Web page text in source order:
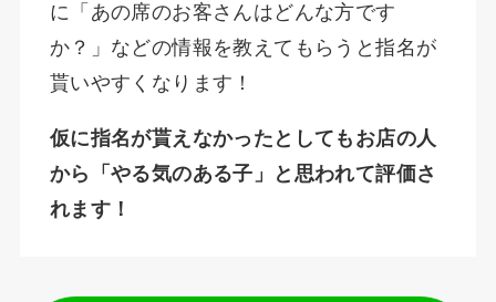
に「あの席のお客さんはどんな方です
か？」などの情報を教えてもらうと指名が
貰いやすくなります！
仮に指名が貰えなかったとしてもお店の人
から「やる気のある子」と思われて評価さ
れます！